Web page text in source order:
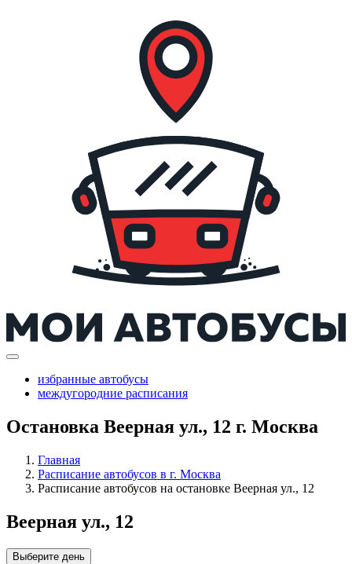
избранные автобусы
междугородние расписания
Остановка Веерная ул., 12 г. Москва
Главная
Расписание автобусов в г. Москва
Расписание автобусов на остановке Веерная ул., 12
Веерная ул., 12
Выберите день